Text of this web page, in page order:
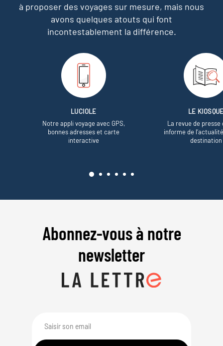
à proposer des voyages sur mesure, mais nous
avons quelques atouts qui font
incontestablement la différence.
LUCIOLE
Notre appli voyage avec GPS,
bonnes adresses et carte
interactive
LE
La revue de presse
informe de
destination
Abonnez-vous à notre
newsletter